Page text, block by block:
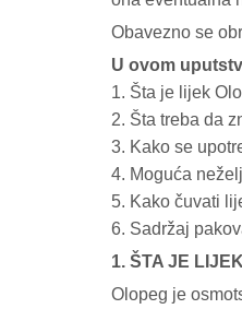
Obavezno se
U ovom
1. Šta je lijek
2. Šta treba da
3. Kako se
4. Moguća
5. Kako čuvati
6. Sadržaj
1. ŠTA JE
Olopeg je